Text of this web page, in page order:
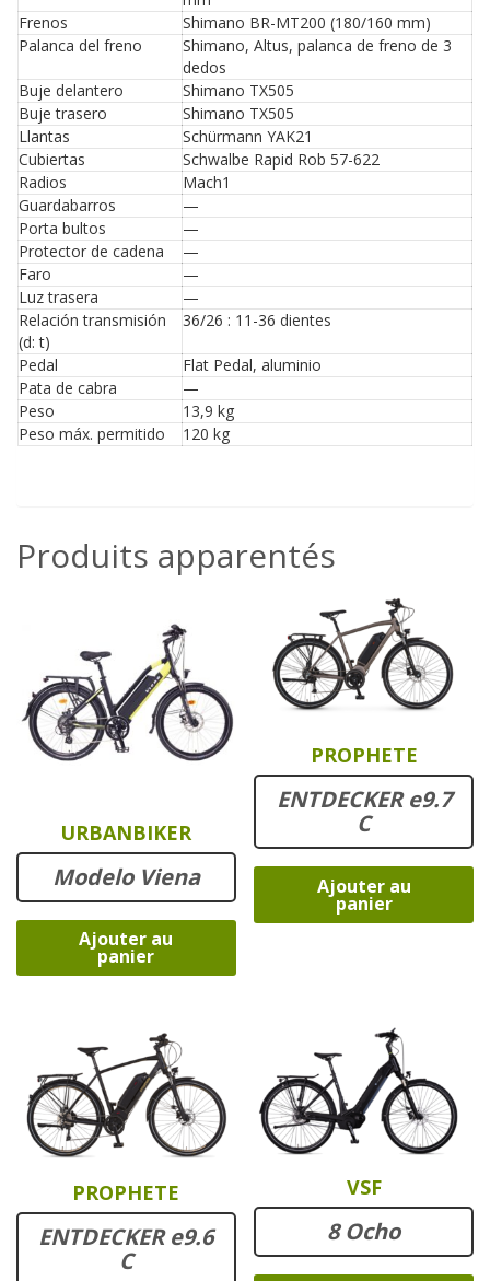
Frenos
Shimano BR-MT200 (180/160 mm)
Palanca del freno
Shimano, Altus, palanca de freno de 3
dedos
Buje delantero
Shimano TX505
Buje trasero
Shimano TX505
Llantas
Schürmann YAK21
Cubiertas
Schwalbe Rapid Rob 57-622
Radios
Mach1
Guardabarros
—
Porta bultos
—
Protector de cadena
—
Faro
—
Luz trasera
—
Relación transmisión
(d: t)
36/26 : 11-36 dientes
Pedal
Flat Pedal, aluminio
Pata de cabra
—
Peso
13,9 kg
Peso máx. permitido
120 kg
Produits apparentés
URBANBIKER
Modelo Viena
Ajouter au
panier
PROPHETE
ENTDECKER e9.7
C
Ajouter au
panier
PROPHETE
ENTDECKER e9.6
C
VSF
8 Ocho